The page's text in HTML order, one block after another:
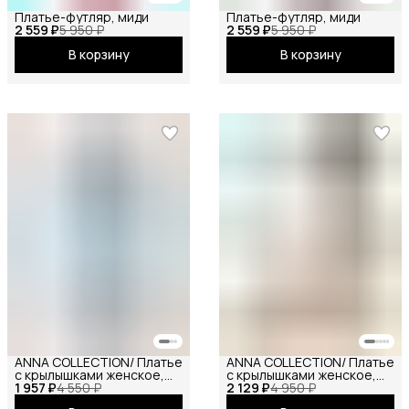
2 559 ₽5 950 ₽
Платье-футляр, миди
В корзину
2 559 ₽5 950 ₽
Платье-футляр, миди
В корзину
1 957 ₽4 550 ₽
ANNA COLLECTION/ Платье
с крылышками женское,
платье вечернее, 2 129 ₽4 950 ₽
ANNA COLLECTION/ Платье
с крылышками женское,
платье вечернее,